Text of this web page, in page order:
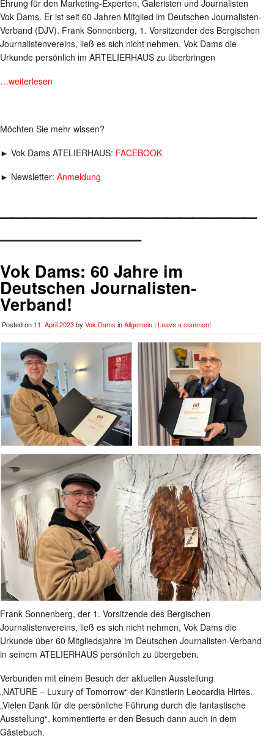
Ehrung für den Marketing-Experten, Galeristen und Journalisten
Vok Dams. Er ist seit 60 Jahren Mitglied im Deutschen Journalisten-
Verband (DJV). Frank Sonnenberg, 1. Vorsitzender des Bergischen
Journalistenvereins, ließ es sich nicht nehmen, Vok Dams die
Urkunde persönlich im ARTELIERHAUS zu überbringen
…weiterlesen
Möchten Sie mehr wissen?
► Vok Dams ATELIERHAUS: FACEBOOK
► Newsletter: Anmeldung
___________
Vok Dams: 60 Jahre im
Deutschen Journalisten-
Verband!
Posted on 11. April 2023by Vok Dams inAllgemein | Leave a comment
Frank Sonnenberg, der 1. Vorsitzende des Bergischen
Journalistenvereins, ließ es sich nicht nehmen, Vok Dams die
Urkunde über 60 Mitgliedsjahre im Deutschen Journalisten-Verband
in seinem ATELIERHAUS persönlich zu übergeben.
Verbunden mit einem Besuch der aktuellen Ausstellung
„NATURE – Luxury of Tomorrow“ der Künstlerin Leocardia Hirtes.
„Vielen Dank für die persönliche Führung durch die fantastische
Ausstellung“, kommentierte er den Besuch dann auch in dem
Gästebuch.